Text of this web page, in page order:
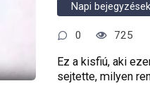
Napi bejegyzések
0 725
Ez a kisfiú, aki
sejtette, milyen